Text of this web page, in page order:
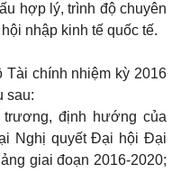
hợp lý, trình độ chuyên
nhập kinh tế quốc tế.
chính nhiệm kỳ 2016
sau:
định hướng của
Nghị quyết Đại hội Đại
giai đoạn 2016-2020;